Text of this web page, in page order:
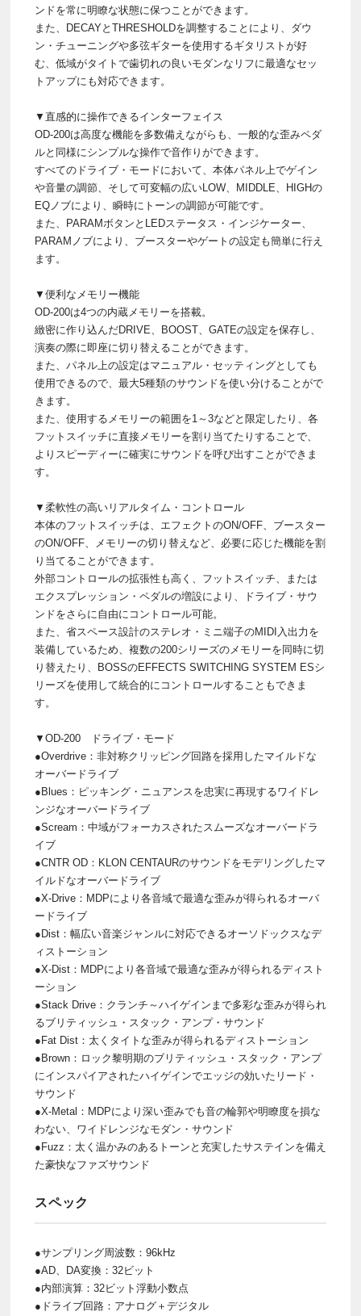
ンドを常に明瞭な状態に保つことができます。
また、DECAYとTHRESHOLDを調整することにより、ダウ
ン・チューニングや多弦ギターを使用するギタリストが好
む、低域がタイトで歯切れの良いモダンなリフに最適なセッ
トアップにも対応できます。
▼直感的に操作できるインターフェイス
OD-200は高度な機能を多数備えながらも、一般的な歪みペダ
ルと同様にシンプルな操作で音作りができます。
すべてのドライブ・モードにおいて、本体パネル上でゲイン
や音量の調節、そして可変幅の広いLOW、MIDDLE、HIGHの
EQノブにより、瞬時にトーンの調節が可能です。
また、PARAMボタンとLEDステータス・インジケーター、
PARAMノブにより、ブースターやゲートの設定も簡単に行え
ます。
▼便利なメモリー機能
OD-200は4つの内蔵メモリーを搭載。
緻密に作り込んだDRIVE、BOOST、GATEの設定を保存し、
演奏の際に即座に切り替えることができます。
また、パネル上の設定はマニュアル・セッティングとしても
使用できるので、最大5種類のサウンドを使い分けることがで
きます。
また、使用するメモリーの範囲を1～3などと限定したり、各
フットスイッチに直接メモリーを割り当てたりすることで、
よりスピーディーに確実にサウンドを呼び出すことができま
す。
▼柔軟性の高いリアルタイム・コントロール
本体のフットスイッチは、エフェクトのON/OFF、ブースター
のON/OFF、メモリーの切り替えなど、必要に応じた機能を割
り当てることができます。
外部コントロールの拡張性も高く、フットスイッチ、または
エクスプレッション・ペダルの増設により、ドライブ・サウ
ンドをさらに自由にコントロール可能。
また、省スペース設計のステレオ・ミニ端子のMIDI入出力を
装備しているため、複数の200シリーズのメモリーを同時に切
り替えたり、BOSSのEFFECTS SWITCHING SYSTEM ESシ
リーズを使用して統合的にコントロールすることもできま
す。
▼OD-200 ドライブ・モード
●Overdrive：非対称クリッピング回路を採用したマイルドな
オーバードライブ
●Blues：ピッキング・ニュアンスを忠実に再現するワイドレ
ンジなオーバードライブ
●Scream：中域がフォーカスされたスムーズなオーバードラ
イブ
●CNTR OD：KLON CENTAURのサウンドをモデリングしたマ
イルドなオーバードライブ
●X-Drive：MDPにより各音域で最適な歪みが得られるオーバ
ードライブ
●Dist：幅広い音楽ジャンルに対応できるオーソドックスなデ
ィストーション
●X-Dist：MDPにより各音域で最適な歪みが得られるディスト
ーション
●Stack Drive：クランチ～ハイゲインまで多彩な歪みが得られ
るブリティッシュ・スタック・アンプ・サウンド
●Fat Dist：太くタイトな歪みが得られるディストーション
●Brown：ロック黎明期のブリティッシュ・スタック・アンプ
にインスパイアされたハイゲインでエッジの効いたリード・
サウンド
●X-Metal：MDPにより深い歪みでも音の輪郭や明瞭度を損な
わない、ワイドレンジなモダン・サウンド
●Fuzz：太く温かみのあるトーンと充実したサステインを備え
た豪快なファズサウンド
スペック
●サンプリング周波数：96kHz
●AD、DA変換：32ビット
●内部演算：32ビット浮動小数点
●ドライブ回路：アナログ＋デジタル